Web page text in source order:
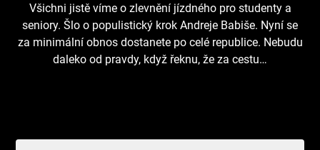
Všichni jistě víme o zlevnění jízdného pro studenty a
seniory. Šlo o populistický krok Andreje Babiše. Nyní se
za minimální obnos dostanete po celé republice. Nebudu
daleko od pravdy, když řeknu, že za cestu…